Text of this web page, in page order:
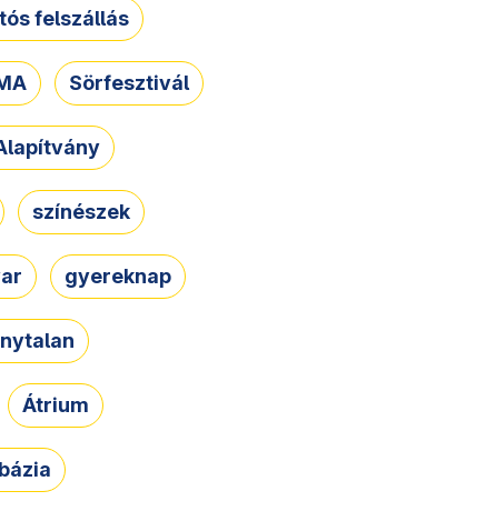
felszállás
Sörfesztivál
színészek
gyereknap
Átrium